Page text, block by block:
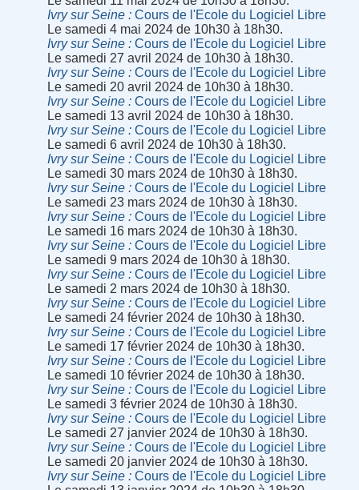
Ivry sur Seine
Cours de l'Ecole du Logiciel Libre
Le samedi 4 mai 2024 de 10h30 à 18h30.
Ivry sur Seine
Cours de l'Ecole du Logiciel Libre
Le samedi 27 avril 2024 de 10h30 à 18h30.
Ivry sur Seine
Cours de l'Ecole du Logiciel Libre
Le samedi 20 avril 2024 de 10h30 à 18h30.
Ivry sur Seine
Cours de l'Ecole du Logiciel Libre
Le samedi 13 avril 2024 de 10h30 à 18h30.
Ivry sur Seine
Cours de l'Ecole du Logiciel Libre
Le samedi 6 avril 2024 de 10h30 à 18h30.
Ivry sur Seine
Cours de l'Ecole du Logiciel Libre
Le samedi 30 mars 2024 de 10h30 à 18h30.
Ivry sur Seine
Cours de l'Ecole du Logiciel Libre
Le samedi 23 mars 2024 de 10h30 à 18h30.
Ivry sur Seine
Cours de l'Ecole du Logiciel Libre
Le samedi 16 mars 2024 de 10h30 à 18h30.
Ivry sur Seine
Cours de l'Ecole du Logiciel Libre
Le samedi 9 mars 2024 de 10h30 à 18h30.
Ivry sur Seine
Cours de l'Ecole du Logiciel Libre
Le samedi 2 mars 2024 de 10h30 à 18h30.
Ivry sur Seine
Cours de l'Ecole du Logiciel Libre
Le samedi 24 février 2024 de 10h30 à 18h30.
Ivry sur Seine
Cours de l'Ecole du Logiciel Libre
Le samedi 17 février 2024 de 10h30 à 18h30.
Ivry sur Seine
Cours de l'Ecole du Logiciel Libre
Le samedi 10 février 2024 de 10h30 à 18h30.
Ivry sur Seine
Cours de l'Ecole du Logiciel Libre
Le samedi 3 février 2024 de 10h30 à 18h30.
Ivry sur Seine
Cours de l'Ecole du Logiciel Libre
Le samedi 27 janvier 2024 de 10h30 à 18h30.
Ivry sur Seine
Cours de l'Ecole du Logiciel Libre
Le samedi 20 janvier 2024 de 10h30 à 18h30.
Ivry sur Seine
Cours de l'Ecole du Logiciel Libre